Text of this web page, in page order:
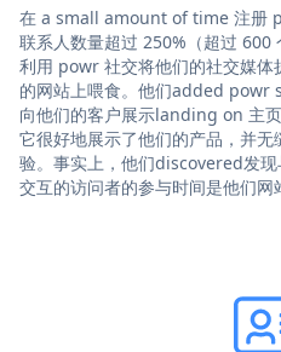
在 a small amount of time 注册
联系人数量超过 250%（超过
利用 powr 社交将他们的社交媒体
的网站上喂食。他们added powr
向他们的客户展示landing on 主
它很好地展示了他们的产品，并
验。事实上，他们discovered发
交互的访问者的参与时间是他们网